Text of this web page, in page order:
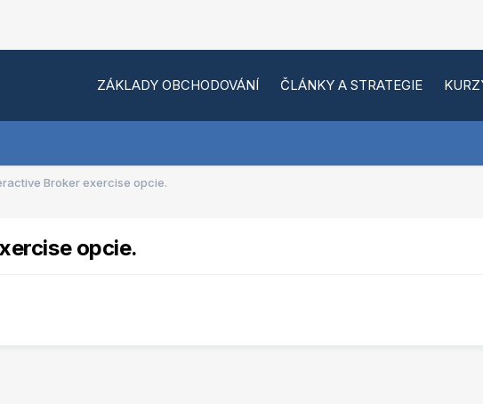
ZÁKLADY OBCHODOVÁNÍ ČLÁNKY A STRATEGIE
Broker exercise opcie.
opcie.